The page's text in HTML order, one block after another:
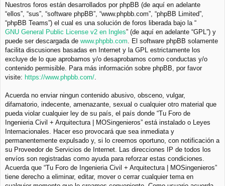
Nuestros foros están desarrollados por phpBB (de aquí en adelante
“ellos”, “sus”, “software phpBB”, “www.phpbb.com”, “phpBB Limited”,
“phpBB Teams”) el cual es una solución de foros liberada bajo la “
GNU General Public License v2 en Ingles” (de aquí en adelante “GPL”) y
puede ser descargada de www.phpbb.com . El software phpBB solamente
facilita discusiones basadas en Internet y la GPL estrictamente los
excluye de lo que aprobamos y/o desaprobamos como conductas y/o
contenido permisible. Para más información sobre phpBB, por favor
visite: https://www.phpbb.com/
Acuerda no enviar ningun contenido abusivo, obsceno, vulgar,
difamatorio, indecente, amenazante, sexual o cualquier otro material que
pueda violar cualquier ley de su país, el país donde “Tu Foro de
Ingenieria Civil + Arquitectura | MOSingenieros” está instalado o Leyes
Internacionales. Hacer eso provocará que sea inmediata y
permanentemente expulsado y, si lo creemos oportuno, con notificación a
su Proveedor de Servicios de Internet. Las direcciones IP de todos los
envíos son registradas como ayuda para reforzar estas condiciones.
Acuerda que “Tu Foro de Ingenieria Civil + Arquitectura | MOSingenieros”
tiene derecho a eliminar, editar, mover o cerrar cualquier tema en